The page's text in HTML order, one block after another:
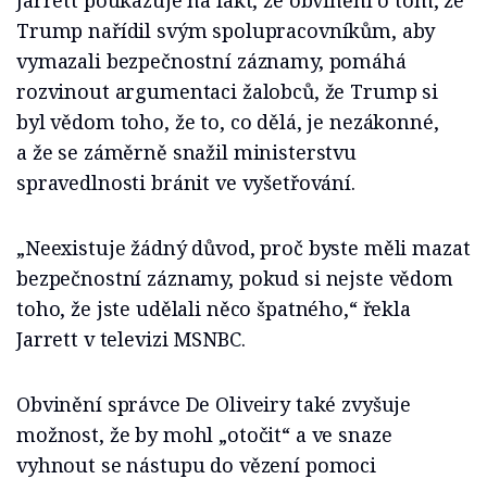
Trump nařídil svým spolupracovníkům, aby
vymazali bezpečnostní záznamy, pomáhá
rozvinout argumentaci žalobců, že Trump si
byl vědom toho, že to, co dělá, je nezákonné,
a že se záměrně snažil ministerstvu
spravedlnosti bránit ve vyšetřování.
„Neexistuje žádný důvod, proč byste měli mazat
bezpečnostní záznamy, pokud si nejste vědom
toho, že jste udělali něco špatného,“ řekla
Jarrett v televizi MSNBC.
Obvinění správce De Oliveiry také zvyšuje
možnost, že by mohl „otočit“ a ve snaze
vyhnout se nástupu do vězení pomoci